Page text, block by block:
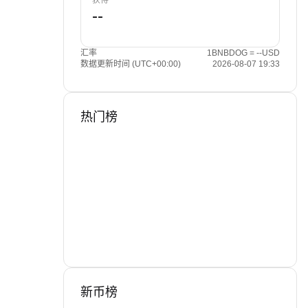
汇率
1BNBDOG = --USD
数据更新时间 (UTC+00:00)
2026-08-07 19:33
热门榜
新币榜